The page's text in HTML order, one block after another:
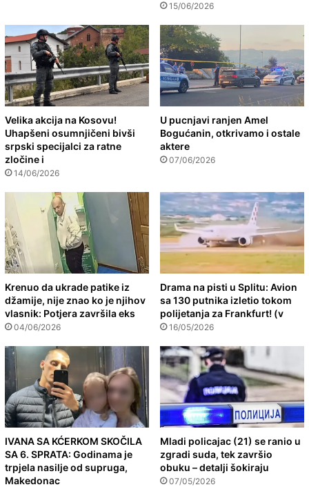
15/06/2026
Velika akcija na Kosovu!
Uhapšeni osumnjičeni bivši
srpski specijalci za ratne
zločine i
14/06/2026
U pucnjavi ranjen Amel
Bogućanin, otkrivamo i ostale
aktere
07/06/2026
Krenuo da ukrade patike iz
džamije, nije znao ko je njihov
vlasnik: Potjera završila eks
04/06/2026
Drama na pisti u Splitu: Avion
sa 130 putnika izletio tokom
polijetanja za Frankfurt! (v
16/05/2026
IVANA SA KĆERKOM SKOČILA
SA 6. SPRATA: Godinama je
trpjela nasilje od supruga,
Makedonac
Mladi policajac (21) se ranio u
zgradi suda, tek završio
obuku – detalji šokiraju
07/05/2026